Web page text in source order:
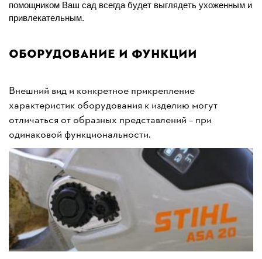
помощником Ваш сад всегда будет выглядеть ухоженным и
привлекательным.
Оборудование и функции
Внешний вид и конкретное прикрепление
характеристик оборудования к изделию могут
отличаться от образных представлений – при
одинаковой функциональности.